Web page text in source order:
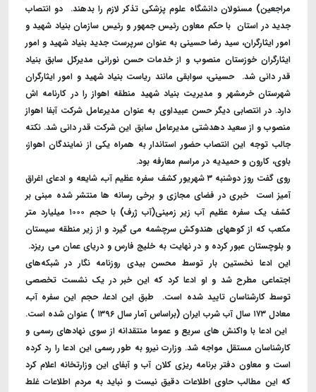
مراجعین) مسئولان دانشگاه علوم پزشکی تذکر لازم را بدهند. ‌ دو انتصاب
جدید در استان ‌ با حکم معاون رئیس جمهور و رئیس سازمان بنیاد شهید و
امور ایثارگران، سید رضا حسینی به عنوان سرپرست جدید بنیاد شهید و امور
ایثارگران خوزستان منصوب و از خدمات حسن نورانی مدیرکل سابق بنیاد
قدر دانی شد. ‌ حسینی، سوابقی مانند ریاست بنیاد شهید و امور ایثارگران
شهرستان خرمشهر و مدیریت بنیاد شهید منطقه اهواز را در کارنامه اش
دارد. در انتصابی دیگر حسن عبیداوی به عنوان مدیرعامل شرکت آبفا اهواز
منصوب و از سعید دهدشتی مدیرعامل سابق این شرکت قدر دانی شد. نکته
جالب توجه این انتصاب حضور استاندار به همراه یکی از نمایندگان اهواز،
باوی، کارون و حمیدیه در مراسم معارفه بود. ‌
روی گفت روز دوشنبه ۳ شهریور کشف سفره عظیم آب، شایعه و ادعای اغراق
آمیز است ‌ خبری در فضای مجازی و برخی رسانه ها منتشر شده مبنی بر
کشف یک سفره عظیم آب زیر زمینی(آب ژرف) با حجم ۱۰۰۰ میلیارد متر
مکعب که از کوههای هندوکش سرچشمه می گیرد و از زیر منطقه سیستان
و بلوچستان عبور کرده و در نهایت به خلیج فارس و دریای عمان می ریزد. ‌
این ادعا نخستین بار توسط محسن بیدی روزنامه نگار در شبکه‌های
اجتماعی مطرح شد و او ادعا کرد که این خبر در یک نشست تخصصی
توسط کارشناسان تایید شده است. ‌ طبق این ادعا، حجم این سفره آب،
معادل ۱۷۳ سال آب شرب ایران (براساس آمار سال ۱۳۹۶ ) عنوان شده است.
‌ این ادعا با واکنش های سریع و عموما منتقدانه از سوی نهادهای رسمی و
کارشناسان مستقل مواجه شد. وزارت نیرو به طور رسمی این ادعا را رد کرده
است و معاون دفتر برنامه ریزی کلان آب و آبفای این وزارتخانه اعلام کرد
که این مطالب حاوی اطلاعات دقیق نیست و نباید به مردم اطلاعات غلط